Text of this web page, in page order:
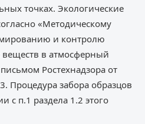
точках. Экологические
«Методическому
и контролю
в атмосферный
Ростехнадзора от
Процедура забора образцов
с п.1 раздела 1.2 этого